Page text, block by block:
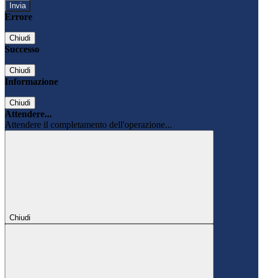
Errore
Chiudi
Successo
Chiudi
Informazione
Chiudi
Attendere...
Attendere il completamento dell'operazione...
Chiudi